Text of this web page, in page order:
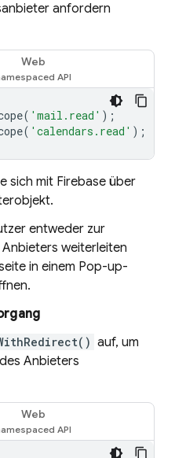
anfordern
Web
( 'mail.read' );
( 'calendars.read' );
sich mit Firebase über
entweder zur
weiterleiten
in einem Pop-up-
auf, um
Anbieters
Web